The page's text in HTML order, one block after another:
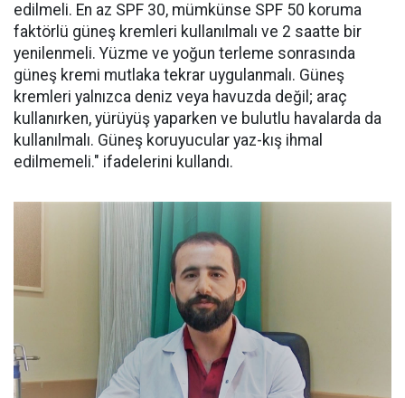
edilmeli. En az SPF 30, mümkünse SPF 50 koruma
faktörlü güneş kremleri kullanılmalı ve 2 saatte bir
yenilenmeli. Yüzme ve yoğun terleme sonrasında
güneş kremi mutlaka tekrar uygulanmalı. Güneş
kremleri yalnızca deniz veya havuzda değil; araç
kullanırken, yürüyüş yaparken ve bulutlu havalarda da
kullanılmalı. Güneş koruyucular yaz-kış ihmal
edilmemeli." ifadelerini kullandı.